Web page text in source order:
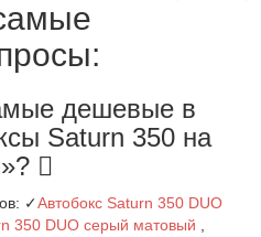
дешевые в
Saturn 350 на
✓Автобокс Saturn 350 DUO
350 DUO серый матовый